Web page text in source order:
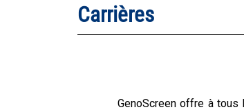
Carrières
GenoScreen offre à tous